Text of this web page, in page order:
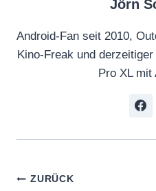
Jörn
Android-Fan seit 2010,
Kino-Freak und
Pro XL mit
Beitragsnavigation
ZURÜCK